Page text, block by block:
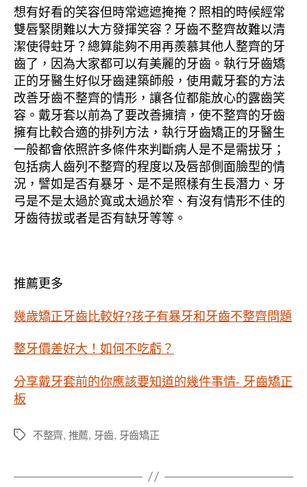
想有好看的笑容但時常遮遮掩掩？照相的時候經常
雙唇緊閉難以大方發揮笑容？牙齒不整齊故難以清
潔使得蛀牙？總算能夠不用再羨慕其他人整齊的牙
齒了，因為大家都可以有美麗的牙齒。執行牙齒矯
正的牙醫生好似牙齒建築師般，使用戴牙套的方法
改善牙齒不整齊的情形，讓各位都能放心的露齒笑
容。戴牙套以前為了要改善擁擠，使不整齊的牙齒
擁有比較合適的排列方法，執行牙齒矯正的牙醫生
一般都會依照許多條件來判斷病人是不是需拔牙；
包括病人齒列不整齊的程度以及唇部側面臉型的情
況，譬如是否有暴牙、是不是照樣有生長潛力、牙
弓是不是太過於寬或太過於窄、有沒有情形不佳的
牙齒待拔或者是否有缺牙等等。
推薦更多
幾歲矯正牙齒比較好?孩子有暴牙和牙齒不整齊問題
整牙價差好大！如何不吃虧？
分享戴牙套前的你應該要知道的幾件事情- 牙齒矯正
板
標
不整齊, 推薦, 牙齒, 牙齒矯正